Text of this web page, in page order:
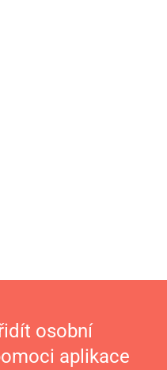
osobní
aplikace